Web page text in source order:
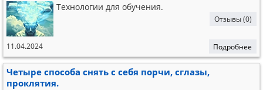
Технологии для обучения.
Отзывы (0)
11.04.2024 Подробнее
Четыре способа снять с себя порчи, сглазы,
проклятия.